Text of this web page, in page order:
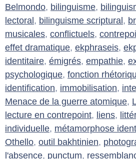
Belmondo, bilinguisme,
lectoral , bilinguisme scriptural ,
musicales, conflictuels,
effet dramatique, ekphraseis,
identitaire, émigrés, empathie,
psychologique, fonction
identification, immobilisation,
Menace de la guerre atomique,
lecture en contrepoint, liens,
individuelle, métamorphose
Othello, outil bakhtinien,
l'absence, punctum,